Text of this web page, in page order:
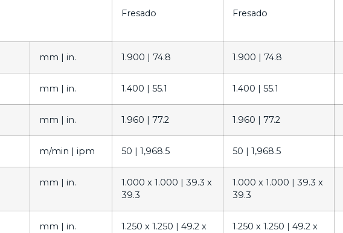
Fresado Fresado
mm | in. 1.900 | 74.8 1.900 | 74.8
mm | in. 1.400 | 55.1 1.400 | 55.1
mm | in. 1.960 | 77.2 1.960 | 77.2
m/min | ipm 50 | 1,968.5 50 | 1,968.5
mm | in. 1.000 x 1.000 | 39.3 x
39.3
1.000 x 1.000 | 39.3 x
39.3
mm | in. 1.250 x 1.250 | 49.2 x
1.250 x 1.250 | 49.2 x